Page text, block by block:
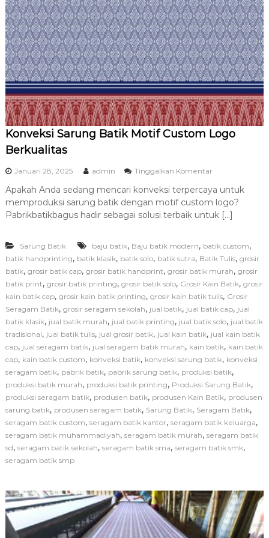
a
l
i
t
a
s
d
a
n
T
e
r
p
y
Konveksi Sarung Batik Motif Custom Logo
Berkualitas
Januari 28, 2025 admin Tinggalkan Komentarp
d
a
K
v
e
i
S
a
r
u
n
B
a
t
i
k
M
t
i
s
t
o
m
Apakah Anda sedang mencari konveksi terpercaya untuk
memproduksi sarung batik dengan motif custom logo?
Pabrikbatikbagus hadir sebagai solusi terbaik untuk […]
Sarung Batik baju batik, Baju batik modern, batik custom,
batik handprinting, batik klasik, batik solo, batik sutra, Batik Tulis, grosir
batik, grosir batik cap, grosir batik handprint, grosir batik murah, grosir
batik print, grosir batik printing, grosir batik solo, Grosir Kain Batik, grosir
kain batik cap, grosir kain batik printing, grosir kain batik tulis, Grosir
Seragam Batik, grosir seragam sekolah, jual batik, jual batik cap, jual
batik klasik, jual batik murah, jual batik printing, jual batik solo, jual batik
tradisional, jual batik tulis, jual grosir batik, jual kain batik, jual kain batik
cap, jual seragam batik, jual seragam batik murah, kain batik, kain batik
cap, kain batik custom, konveksi batik, konveksi sarung batik, konveksi
seragam batik, pabrik batik, pabrik sarung batik, produksi batik,
produksi batik murah, produksi batik printing, Produksi Sarung Batik,
produksi seragam batik, produsen batik, produsen Kain Batik, produsen
sarung batik, produsen seragam batik, Sarung Batik, Seragam Batik,
seragam batik custom, seragam batik kantor, seragam batik keluarga,
seragam batik muhammadiyah, seragam batik murah, seragam batik
sd, seragam batik sekolah, seragam batik sma, seragam batik smk,
seragam batik smp